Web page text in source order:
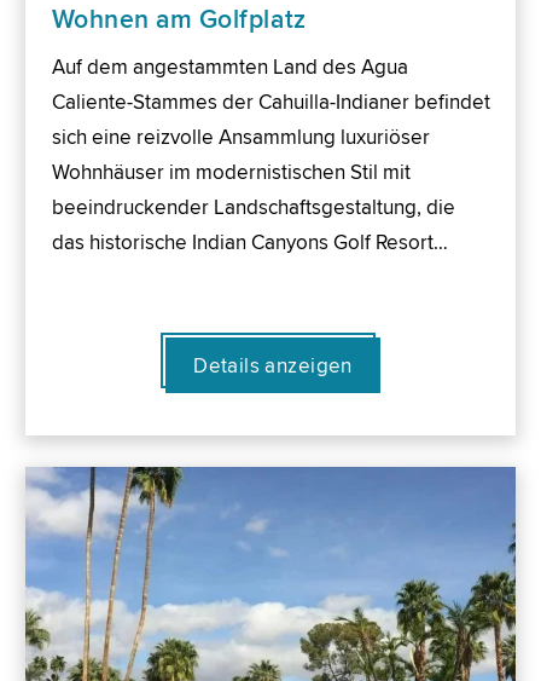
Wohnen am Golfplatz
Auf dem angestammten Land des Agua
Caliente-Stammes der Cahuilla-Indianer befindet
sich eine reizvolle Ansammlung luxuriöser
Wohnhäuser im modernistischen Stil mit
beeindruckender Landschaftsgestaltung, die
das historische Indian Canyons Golf Resort…
Details anzeigen